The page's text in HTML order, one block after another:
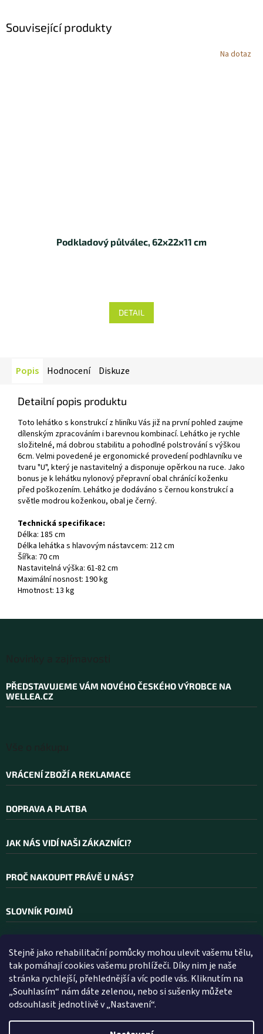
Stejně jako rehabilitační pomůcky mohou ulevit vašemu tělu,
tak pomáhají cookies vašemu prohlížeči. Díky nim je naše
stránka rychlejší, přehlednější a víc podle vás. Kliknutím na
„Souhlasím“ nám dáte zelenou, nebo si sušenky můžete
odsouhlasit jednotlivě v „Nastavení“.
Související produkty
Na dotaz
Podkladový půlválec, 62x22x11 cm
DETAIL
Popis Hodnocení Diskuze
Detailní popis produktu
Toto lehátko s konstrukcí z hliníku Vás již na první pohled zaujme
dílenským zpracováním i barevnou kombinací. Lehátko je rychle
složitelné, má dobrou stabilitu a pohodlné polstrování s výškou
6cm. Velmi povedené je ergonomické provedení podhlavníku ve
tvaru "U", který je nastavitelný a disponuje opěrkou na ruce. Jako
bonus je k lehátku nylonový přepravní obal chránící koženku
před poškozením. Lehátko je dodáváno s černou konstrukcí a
světle modrou koženkou, obal je černý.
Technická specifikace:
Délka: 185 cm
Délka lehátka s hlavovým nástavcem: 212 cm
Šířka: 70 cm
Nastavitelná výška: 61-82 cm
Maximální nosnost: 190 kg
Hmotnost: 13 kg
PŘEDSTAVUJEME VÁM NOVÉHO ČESKÉHO VÝROBCE NA
WELLEA.CZ
VRÁCENÍ ZBOŽÍ A REKLAMACE
DOPRAVA A PLATBA
JAK NÁS VIDÍ NAŠI ZÁKAZNÍCI?
PROČ NAKOUPIT PRÁVĚ U NÁS?
SLOVNÍK POJMŮ
Kontakt
INFO@WELLEA.CZ
800 200 900
602 112 602